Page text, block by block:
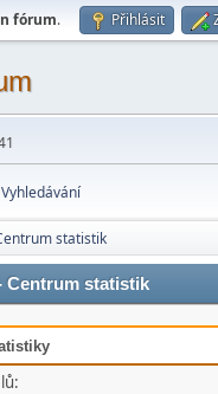
fórum. Přihlásit
Vyhledávání
statistik
Centrum statistik